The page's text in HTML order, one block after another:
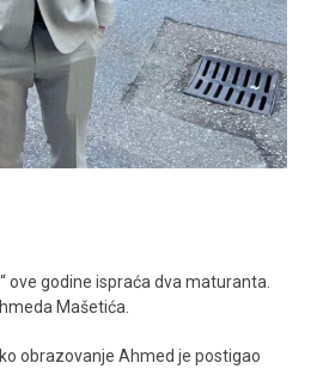
ove godine ispraća dva maturanta.
Mašetića.
obrazovanje Ahmed je postigao